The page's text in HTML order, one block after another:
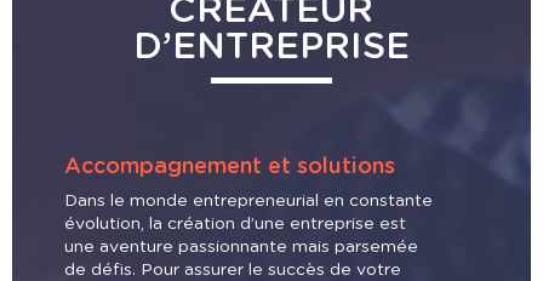
CRÉATEUR
D’ENTREPRISE
Accompagnement et solutions
Dans le monde entrepreneurial en constante
évolution, la création d’une entreprise est
une aventure passionnante mais parsemée
de défis. Pour assurer le succès de votre